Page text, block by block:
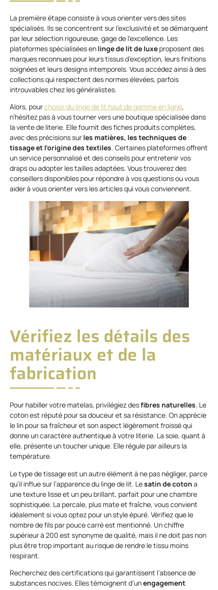
La première étape consiste à vous orienter vers des sites
spécialisés. Ils se concentrent sur l’exclusivité et se démarquent
par leur sélection rigoureuse, gage de l’excellence. Les
plateformes spécialisées en linge de lit de luxe proposent des
marques reconnues pour leurs tissus d’exception, leurs finitions
soignées et leurs designs intemporels. Vous accédez ainsi à des
collections qui respectent des normes élevées, parfois
introuvables chez les généralistes.
Alors, pourchoisir du linge de lit haut de gamme en ligne,
n’hésitez pas à vous tourner vers une boutique spécialisée dans
la vente de literie. Elle fournit des fiches produits complètes,
avec des précisions sur les matières, les techniques de
tissage et l’origine des textiles. Certaines plateformes offrent
un service personnalisé et des conseils pour entretenir vos
draps ou adopter les tailles adaptées. Vous trouverez des
conseillers disponibles pour répondre à vos questions ou vous
aider à vous orienter vers les articles qui vous conviennent.
Vérifiez les détails des
matériaux et de la
fabrication
Pour habiller votre matelas, privilégiez desfibres naturelles. Le
coton est réputé pour sa douceur et sa résistance. On apprécie
le lin pour sa fraîcheur et son aspect légèrement froissé qui
donne un caractère authentique à votre literie. La soie, quant à
elle, présente un toucher unique. Elle régule par ailleurs la
température.
Le type de tissage est un autre élément à ne pas négliger, parce
qu’il influe sur l’apparence du linge de lit. Lesatin de coton a
une texture lisse et un peu brillant, parfait pour une chambre
sophistiquée. La percale, plus mate et fraîche, vous convient
idéalement si vous optez pour un style épuré. Vérifiez que le
nombre de fils par pouce carré est mentionné. Un chiffre
supérieur à 200 est synonyme de qualité, mais il ne doit pas non
plus être trop important au risque de rendre le tissu moins
respirant.
Recherchez des certifications qui garantissent l’absence de
substances nocives. Elles témoignent d’unengagement